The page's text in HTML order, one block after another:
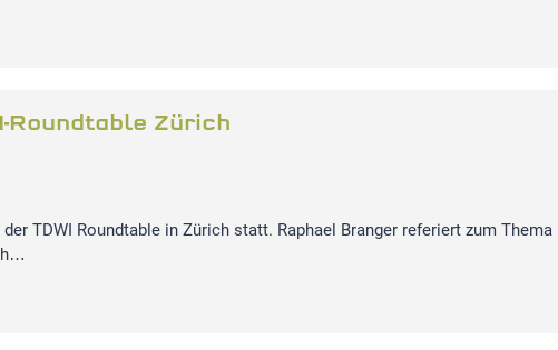
Roundtable Zürich
TDWI Roundtable in Zürich statt. Raphael Branger referiert zum Thema